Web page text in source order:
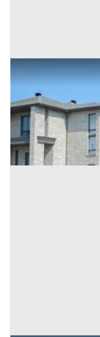
Abitazione di
Tortolì (Nuoro)
80.117,64 €
Codice asta:
Asta chiusa